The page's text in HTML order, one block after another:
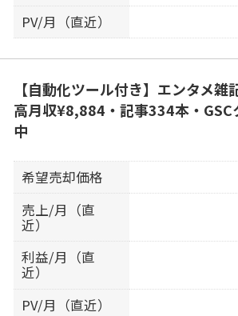
PV/月（直近）
【自動化ツール付き】エンタメ
高月収¥8,884・記事334本・GSC
中
希望売却価格
売上/月（直
近）
利益/月（直
近）
PV/月（直近）